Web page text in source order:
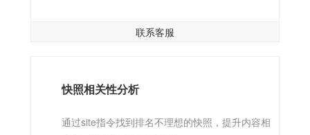
联系客服
快照相关性分析
通过site指令找到排名不理想的快照，提升内容相